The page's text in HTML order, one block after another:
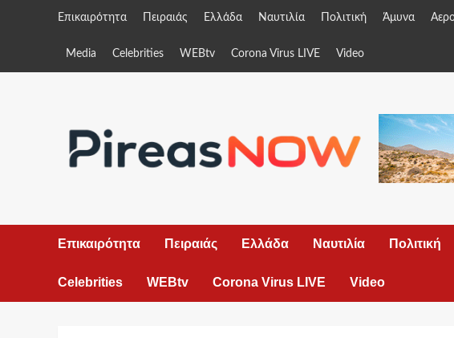
Επικαιρότητα Πειραιάς Ελλάδα Ναυτιλία Πολιτική Άμυνα
Media Celebrities WEBtv Corona Virus LIVE Video
Επικαιρότητα Πειραιάς Ελλάδα Ναυτιλία Πολιτική
Celebrities WEBtv Corona Virus LIVE Video